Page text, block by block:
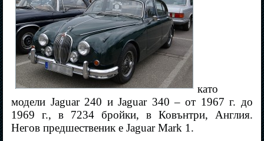
като
модели Jaguar 240 и Jaguar 340 – от 1967 г. до
1969 г., в 7234 бройки, в Ковънтри, Англия.
Негов предшественик е Jaguar Mark 1.